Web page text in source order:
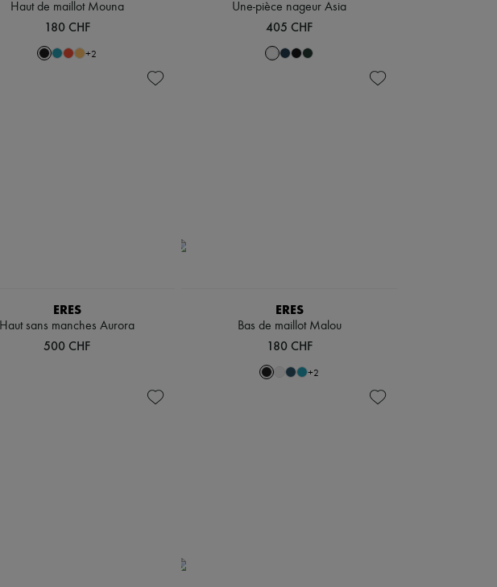
Haut de maillot Mouna
180 CHF
+2
Une-pièce nageur Asia
405 CHF
ERES
Haut sans manches Aurora
500 CHF
ERES
Bas de maillot Malou
180 CHF
+2